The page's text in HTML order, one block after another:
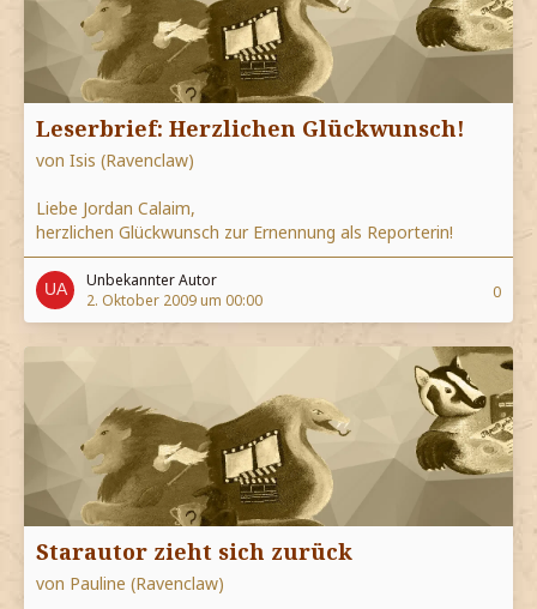
Leserbrief: Herzlichen Glückwunsch!
von Isis (Ravenclaw)
Liebe Jordan Calaim,
herzlichen Glückwunsch zur Ernennung als Reporterin!
Unbekannter Autor
2. Oktober 2009 um 00:00
0
Starautor zieht sich zurück
von Pauline (Ravenclaw)